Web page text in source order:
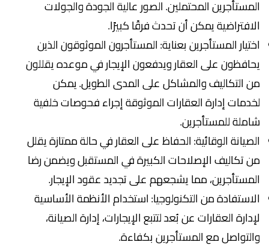
المستأجرين المحتملين. الصور عالية الجودة والجولات
الافتراضية يمكن أن تحدث فرقًا كبيرًا.
اختيار المستأجرين بعناية: المستأجرون الموثوقون الذين
يحافظون على العقار ويدفعون الإيجار في موعده يقللون
من التكاليف والمشاكل على المدى الطويل. يمكن
لخدمات إدارة العقارات الموثوقة إجراء فحوصات خلفية
شاملة للمستأجرين.
الصيانة الوقائية: الحفاظ على العقار في حالة ممتازة يقلل
من تكاليف الإصلاحات الكبيرة في المستقبل ويضمن رضا
المستأجرين، مما يشجعهم على تجديد عقود الإيجار.
الاستفادة من التكنولوجيا: استخدام الأنظمة الأساسية
لإدارة العقارات عن بُعد لتتبع الإيجارات، إدارة الصيانة،
والتواصل مع المستأجرين بكفاءة.